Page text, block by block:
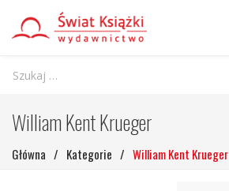
William Kent Krueger
Główna / Kategorie / William Kent Krueger